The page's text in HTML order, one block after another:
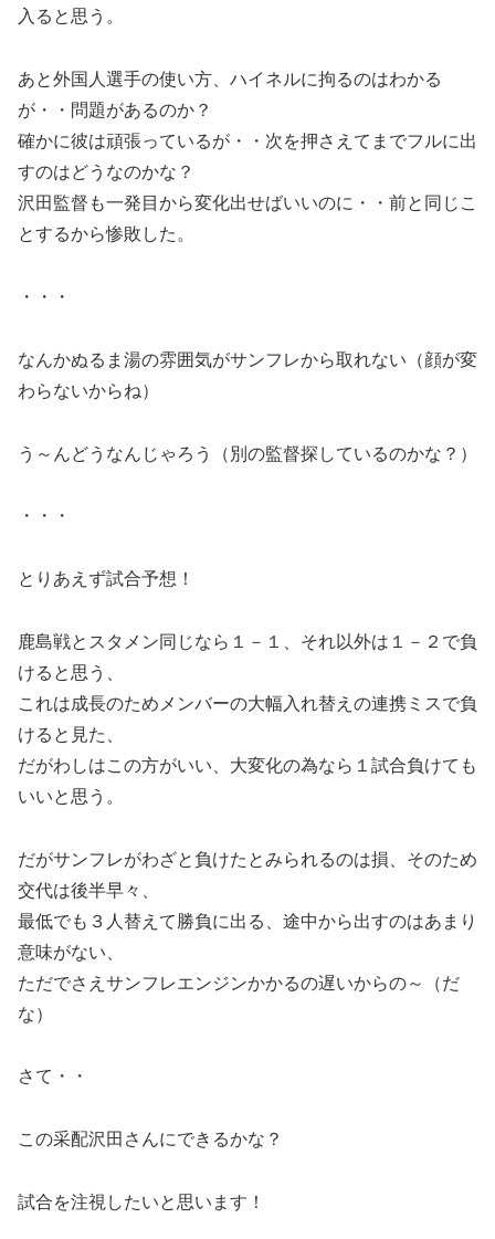
入ると思う。
あと外国人選手の使い方、ハイネルに拘るのはわかる
が・・問題があるのか？
確かに彼は頑張っているが・・次を押さえてまでフルに出
すのはどうなのかな？
沢田監督も一発目から変化出せばいいのに・・前と同じこ
とするから惨敗した。
・・・
なんかぬるま湯の雰囲気がサンフレから取れない（顔が変
わらないからね）
う～んどうなんじゃろう（別の監督探しているのかな？）
・・・
とりあえず試合予想！
鹿島戦とスタメン同じなら１－１、それ以外は１－２で負
けると思う、
これは成長のためメンバーの大幅入れ替えの連携ミスで負
けると見た、
だがわしはこの方がいい、大変化の為なら１試合負けても
いいと思う。
だがサンフレがわざと負けたとみられるのは損、そのため
交代は後半早々、
最低でも３人替えて勝負に出る、途中から出すのはあまり
意味がない、
ただでさえサンフレエンジンかかるの遅いからの～（だ
な）
さて・・
この采配沢田さんにできるかな？
試合を注視したいと思います！